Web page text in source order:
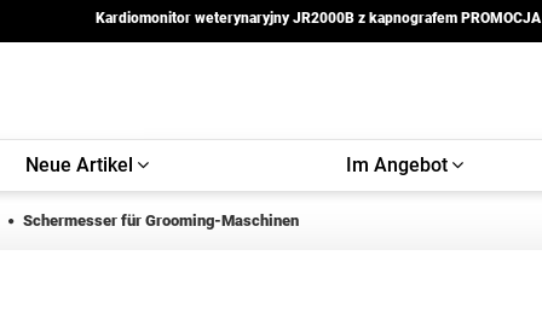
Kardiomonitor weterynaryjny JR2000B z kapnografem PROMOCJA
Neue Artikel Im Angebot
Schermesser für Grooming-Maschinen